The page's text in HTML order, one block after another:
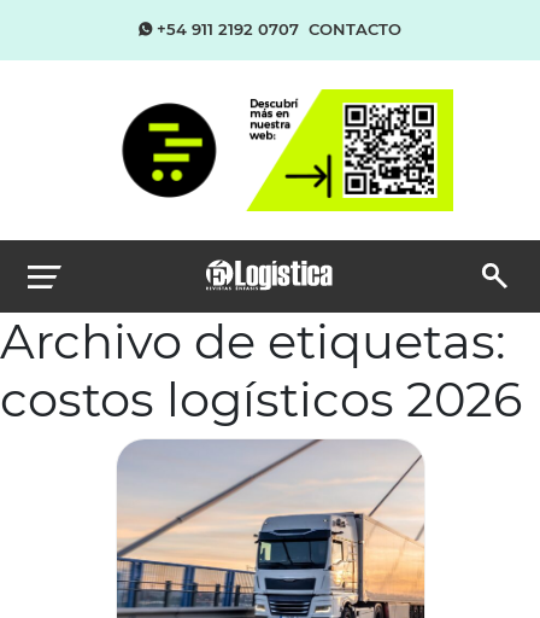
+54 911 2192 0707 CONTACTO
Archivo de etiquetas:
costos logísticos 2026